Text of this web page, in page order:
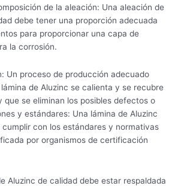
de la aleación: Una aleación de
debe tener una proporción adecuada
para proporcionar una capa de
la corrosión.
Un proceso de producción adecuado
de Aluzinc se calienta y se recubre
que se eliminan los posibles defectos o
y estándares: Una lámina de Aluzinc
con los estándares y normativas
por organismos de certificación
Aluzinc de calidad debe estar respaldada